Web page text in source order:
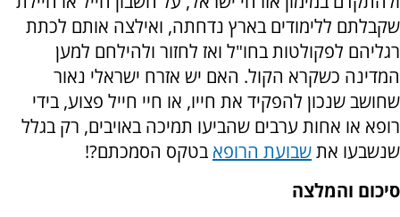
שקבלתם ללימודים בארץ נדחתה, ואילצה אותם לכתת
רגליהם לפקולטות בחו"ל ואז לחזור ולהילחם למען
המדינה כשקרא הקול. האם יש אזרח ישראלי נאור
שחושב שנכון להפקיד את חייו, או חיי חייל פצוע, בידי
רופא או אחות ערבים שהביעו תמיכה באויבים, רק בגלל
שנשבעו אתשבועת הרופא בטקס הסמכתם?!
סיכום והמלצה